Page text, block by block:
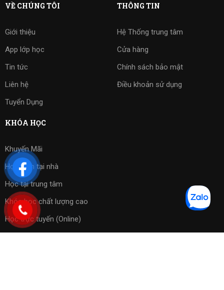
VỀ CHÚNG TÔI
Giới thiệu
App lớp học
Tin tức
Liên hệ
Tuyển Dụng
THÔNG TIN
Hệ Thống trung tâm
Cửa hàng
Chính sách bảo mật
Điều khoản sử dụng
KHÓA HỌC
Khuyến Mãi
Học kèm tại nhà
Học tại trung tâm
Khóa học chất lượng cao
Học trực tuyến (Online)